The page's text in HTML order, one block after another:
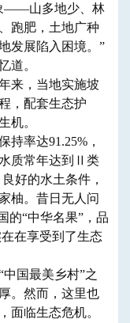
——山多地少、林
跑肥，土地广种
发展陷入困境。”
道。
来，当地实施坡
，配套生态护
机。
率达91.25%，
质常年达到Ⅱ类
好的水土条件，
柚。昔日无人问
的“中华名果”，品
在享受到了生态
国最美乡村”之
。然而，这里也
面临生态危机。